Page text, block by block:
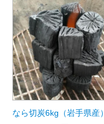
なら切炭6kg（岩手県産）